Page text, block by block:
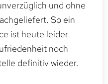
und ohne
So ein
ist heute leider
noch
definitiv wieder.